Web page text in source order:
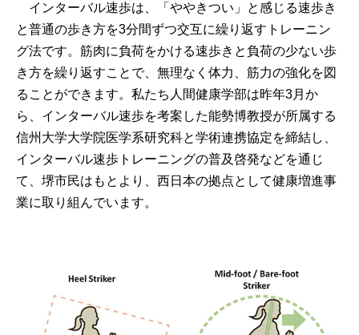
インターバル速歩は、「ややきつい」と感じる速歩き
と普通の歩き方を3分間ずつ交互に繰り返すトレーニン
グ法です。筋肉に負荷をかける速歩きと負荷の少ない歩
き方を繰り返すことで、無理なく体力、筋力の強化を図
ることができます。私たち人間健康学部は昨年3月か
ら、インターバル速歩を考案した能勢博教授が所属する
信州大学大学院医学系研究科と学術連携協定を締結し、
インターバル速歩トレーニングの普及啓発などを通じ
て、堺市民はもとより、西日本の拠点として健康増進事
業に取り組んでいます。